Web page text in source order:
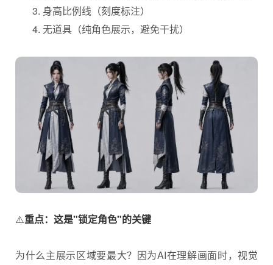
身高比例线（刻度标注）
无道具（纯角色展示，避免干扰）
⚠️重点：这是"锁定角色"的关键
为什么主展示区域要最大？因为AI在理解画面时，视觉